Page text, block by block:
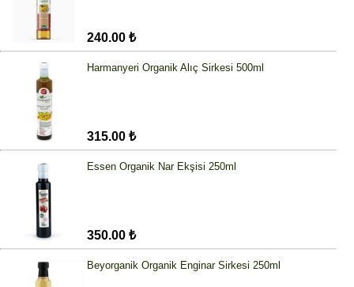
240.00 ₺
Harmanyeri Organik Alıç Sirkesi 500ml
315.00 ₺
Essen Organik Nar Ekşisi 250ml
350.00 ₺
Beyorganik Organik Enginar Sirkesi 250ml